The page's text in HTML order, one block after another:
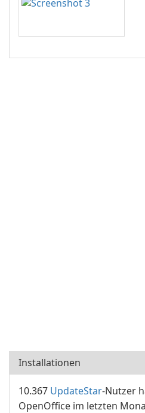
Installationen
10.367 UpdateStar-Nutzer
OpenOffice im letzten